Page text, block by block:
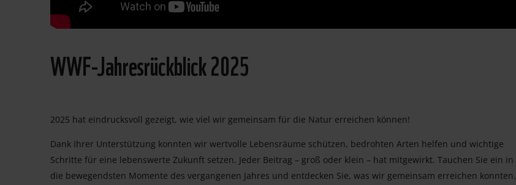
WWF-Jahresrückblick 2025
2025 hat eindrucksvoll gezeigt, wie viel wir gemeinsam für die Natur erreichen können!
Dank Ihrer Unterstützung konnten wir wertvolle Lebensräume schützen, bedrohten Arten helfen und wichtige
Schritte für eine lebenswerte Zukunft setzen. Jeder Beitrag – groß oder klein – hat mitgewirkt. Tauchen Sie ein in
die bewegendsten Momente des vergangenen Jahres und entdecken Sie, was wir gemeinsam erreichen konnten.